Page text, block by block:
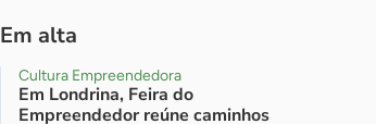
Em alta
Cultura Empreendedora
Em Londrina, Feira do
Empreendedor reúne caminhos